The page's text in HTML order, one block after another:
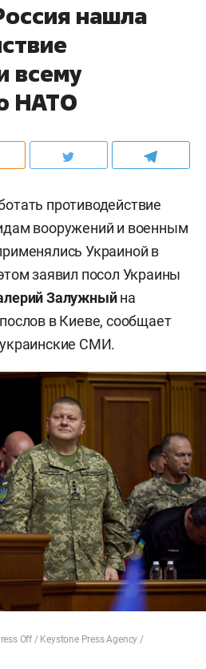
нашла
всему
НАТО
противодействие
вооружений и военным
Украиной в
заявил посол Украины
Залужныйна
в Киеве, сообщает
СМИ.
Off / Keystone Press Agency /